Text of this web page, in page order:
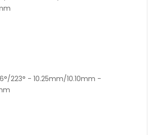
223° - 10.25mm/10.10mm -